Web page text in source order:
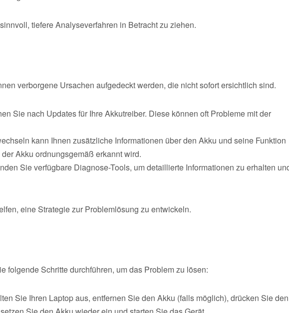
tiefere Analyseverfahren in Betracht zu ziehen.
verborgene Ursachen aufgedeckt werden, die nicht sofort ersichtlich sind.
Sie nach Updates für Ihre Akkutreiber. Diese können oft Probleme mit der
kann Ihnen zusätzliche Informationen über den Akku und seine Funktion
Akku ordnungsgemäß erkannt wird.
Sie verfügbare Diagnose-Tools, um detaillierte Informationen zu erhalten
eine Strategie zur Problemlösung zu entwickeln.
folgende Schritte durchführen, um das Problem zu lösen:
Sie Ihren Laptop aus, entfernen Sie den Akku (falls möglich), drücken Sie den